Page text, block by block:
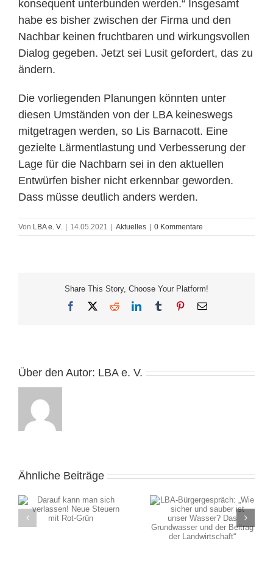
konsequent unterbunden werden.“ Insgesamt
habe es bisher zwischen der Firma und den
Nachbar keinen fruchtbaren und wirkungsvollen
Dialog gegeben. Jetzt sei Lusit gefordert, das zu
ändern.
Die vorliegenden Planungen könnten unter
diesen Umständen von der LBA keineswegs
mitgetragen werden, so Lis Barnacott. Eine
gezielte Lärmentlastung und Verbesserung der
Lage für die Nachbarn sei in den aktuellen
Entwürfen bisher nicht erkennbar geworden.
Dass müsse deutlich anders werden.
Von LBA e. V. | 14.05.2021 | Aktuelles | 0 Kommentare
Share This Story, Choose Your Platform!
Facebook RedditLinkedInTumblr Pinterest
E-
Über den Autor: LBA e. V.
Ähnliche Beiträge
LBA-Bürgergespräch:
„Wie sicher und sauber